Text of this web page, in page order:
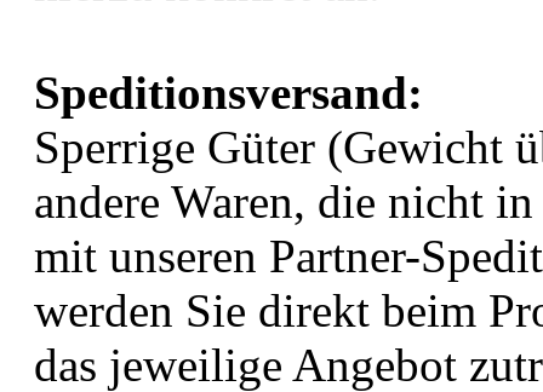
Speditionsversand:
Sperrige Güter (Gewicht
andere Waren, die nicht
mit unseren Partner-
werden Sie direkt beim
das jeweilige Angebot